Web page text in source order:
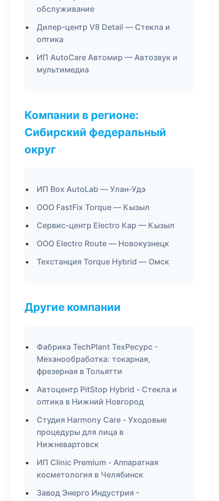
обслуживание
Дилер-центр V8 Detail — Стекла и
оптика
ИП AutoCare Автомир — Автозвук и
мультимедиа
Компании в регионе:
Сибирский федеральный
округ
ИП Box AutoLab — Улан-Удэ
ООО FastFix Torque — Кызыл
Сервис-центр Electro Кар — Кызыл
ООО Electro Route — Новокузнецк
Техстанция Torque Hybrid — Омск
Другие компании
Фабрика TechPlant ТехРесурс -
Механообработка: токарная,
фрезерная в Тольятти
Автоцентр PitStop Hybrid - Стекла и
оптика в Нижний Новгород
Студия Harmony Care - Уходовые
процедуры для лица в
Нижневартовск
ИП Clinic Premium - Аппаратная
косметология в Челябинск
Завод Энерго Индустрия -